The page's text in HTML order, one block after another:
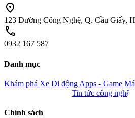
location_on
123 Đường Công Nghệ, Q. Cầu Giấy,
call
0932 167 587
Danh mục
Khám phá Xe Di động Apps - Game
Tin tức công nghệ
Chính sách